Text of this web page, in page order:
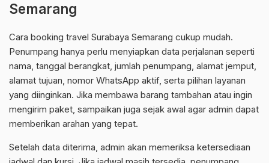
Semarang
Cara booking travel Surabaya Semarang cukup mudah.
Penumpang hanya perlu menyiapkan data perjalanan seperti
nama, tanggal berangkat, jumlah penumpang, alamat jemput,
alamat tujuan, nomor WhatsApp aktif, serta pilihan layanan
yang diinginkan. Jika membawa barang tambahan atau ingin
mengirim paket, sampaikan juga sejak awal agar admin dapat
memberikan arahan yang tepat.
Setelah data diterima, admin akan memeriksa ketersediaan